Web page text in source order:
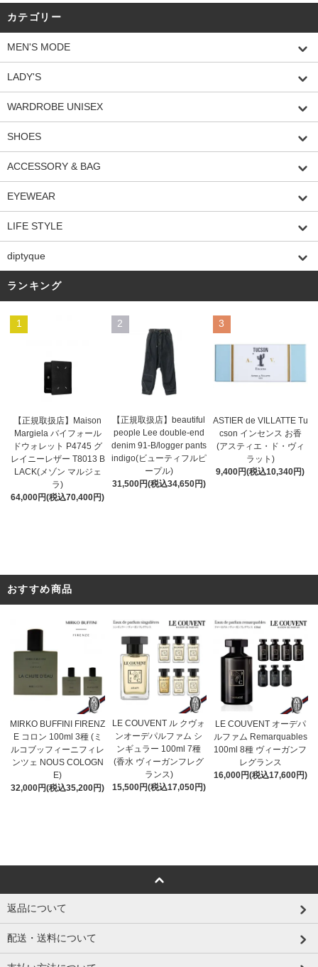
カテゴリー
MEN'S MODE
LADY'S
WARDROBE UNISEX
SHOES
ACCESSORY & BAG
EYEWEAR
LIFE STYLE
diptyque
ランキング
1
【正規取扱店】Maison
Margiela バイフォール
ドウォレット P4745 グ
レイニーレザー T8013 B
LACK(メゾン マルジェ
ラ)
64,000円(税込70,400円)
2
【正規取扱店】beautiful
people Lee double-end
denim 91-B/logger pants
indigo(ビューティフルピ
ープル)
31,500円(税込34,650円)
3
ASTIER de VILLATTE Tu
cson インセンス お香
(アスティエ・ド・ヴィ
ラット)
9,400円(税込10,340円)
おすすめ商品
MIRKO BUFFINI FIRENZ
E コロン 100ml 3種 (ミ
ルコブッフィーニフィレ
ンツェ NOUS COLOGN
E)
32,000円(税込35,200円)
LE COUVENT ル クヴォ
ンオーデパルファム シ
ンギュラー 100ml 7種
(香水 ヴィーガンフレグ
ランス)
15,500円(税込17,050円)
LE COUVENT オーデパ
ルファム Remarquables
100ml 8種 ヴィーガンフ
レグランス
16,000円(税込17,600円)
返品について
配送・送料について